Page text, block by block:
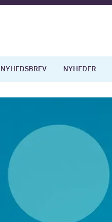
NYHEDER
Uddannelse